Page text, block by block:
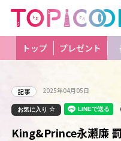
トップ プレゼント
記事 2025年04月05日
お気に入り
King&Prince永瀬廉